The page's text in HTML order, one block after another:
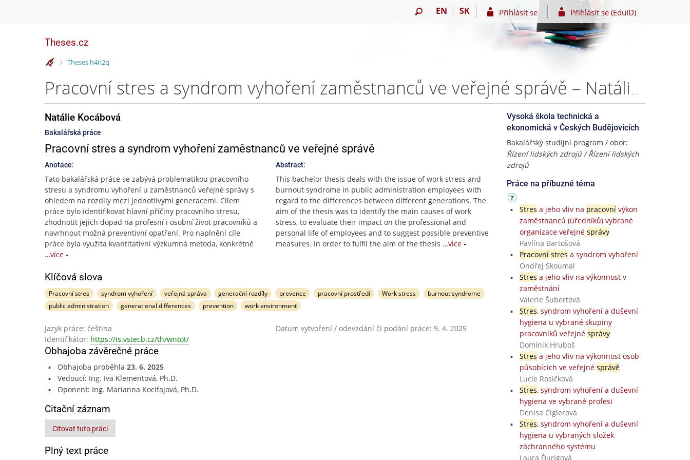
EN SK Přihlásit se Přihlásit se (EduID)
Theses.cz
>
Theses h4ri2q
Pracovní stres a syndrom vyhoření zaměstnanců ve veřejné správě – Natálie Kocábová
Natálie Kocábová
Bakalářská práce
Pracovní stres a syndrom vyhoření zaměstnanců ve veřejné správě
Anotace:
Tato bakalářská práce se zabývá problematikou pracovního
stresu a syndromu vyhoření u zaměstnanců veřejné správy s
ohledem na rozdíly mezi jednotlivými generacemi. Cílem
práce bylo identifikovat hlavní příčiny pracovního stresu,
zhodnotit jejich dopad na profesní i osobní život pracovníků a
navrhnout možná preventivní opatření. Pro naplnění cíle
práce byla využita kvantitativní výzkumná metoda, konkrétně
…více
Abstract:
This bachelor thesis deals with the issue of work stress and
burnout syndrome in public administration employees with
regard to the differences between different generations. The
aim of the thesis was to identify the main causes of work
stress, to evaluate their impact on the professional and
personal life of employees and to suggest possible preventive
measures. In order to fulfil the aim of the thesis …více
Klíčová slova
Pracovní stres syndrom vyhoření veřejná správa generační rozdíly prevence pracovní prostředí Work stress
burnout syndrome
public administration
generational differences prevention work environment
Jazyk práce: čeština
Datum vytvoření / odevzdání či podání práce: 9. 4. 2025
Identifikátor: https://is.vstecb.cz/th/wntot/
Obhajoba závěrečné práce
Obhajoba proběhla 23. 6. 2025
Vedoucí: Ing. Iva Klementová, Ph.D.
Oponent: Ing. Marianna Kocifajová, Ph.D.
Citační záznam
Citovat tuto práci
Plný text práce
Vysoká škola technická a
ekonomická v Českých Budějovicích
Bakalářský studijní program / obor:
Řízení lidských zdrojů / Řízení lidských
zdrojů
Práce na příbuzné téma
Stres a jeho vliv na pracovnívýkon
zaměstnanců (úředníků) vybrané
organizace veřejné správy
Pavlína Bartošová
Pracovní stres a syndrom vyhoření
Ondřej Skoumal
Stres a jeho vliv na výkonnost v
zaměstnání
Valerie Šubertová
Stres, syndrom vyhoření a duševní
hygiena u vybrané skupiny
pracovníků veřejné správy
Dominik Hruboš
Stres a jeho vliv na výkonnost osob
působících ve veřejné správě
Lucie Rosičková
Stres, syndrom vyhoření a duševní
hygiena ve vybrané profesi
Denisa Ciglerová
Stres, syndrom vyhoření a duševní
hygiena u vybraných složek
záchranného systému
Laura Ďurigová